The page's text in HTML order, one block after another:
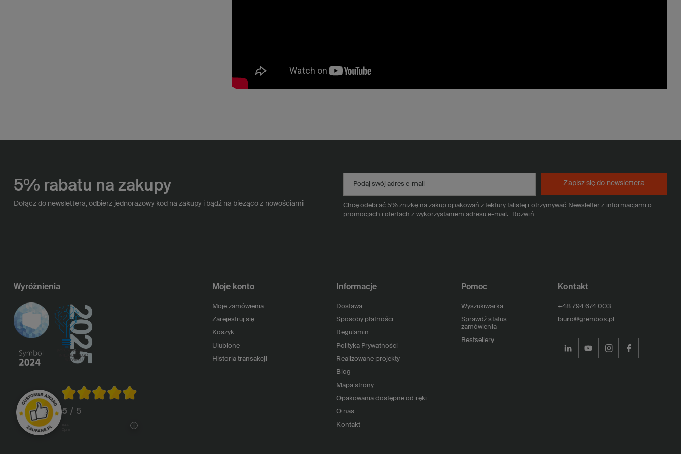
5% rabatu na zakupy
Dołącz do newslettera, odbierz jednorazowy kod na zakupy i bądź na bieżąco z nowościami
Podaj swój adres e-mail
Chcę odebrać 5% zniżkę na zakup opakowań z tektury falistej i otrzymywać Newsletter z informacjami o
promocjach i ofertach z wykorzystaniem adresu e-mail.
Rozwiń
Zapisz się do newslettera
Wyróżnienia
5 / 5
Moje konto
Moje zamówienia
Zarejestruj się
Koszyk
Ulubione
Historia transakcji
Informacje
Dostawa
Sposoby płatności
Regulamin
Polityka Prywatności
Realizowane projekty
Blog
Mapa strony
Opakowania dostępne od ręki
O nas
Kontakt
Pomoc
Wyszukiwarka
Sprawdź status
zamówienia
Bestsellery
Kontakt
+48 794 674 003
biuro@grembox.pl